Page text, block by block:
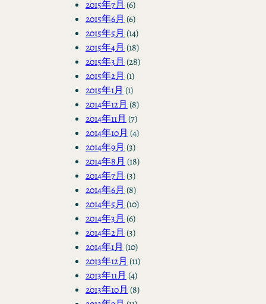
2015年7月 (6)
2015年6月 (6)
2015年5月 (14)
2015年4月 (18)
2015年3月 (28)
2015年2月 (1)
2015年1月 (1)
2014年12月 (8)
2014年11月 (7)
2014年10月 (4)
2014年9月 (3)
2014年8月 (18)
2014年7月 (3)
2014年6月 (8)
2014年5月 (10)
2014年3月 (6)
2014年2月 (3)
2014年1月 (10)
2013年12月 (11)
2013年11月 (4)
2013年10月 (8)